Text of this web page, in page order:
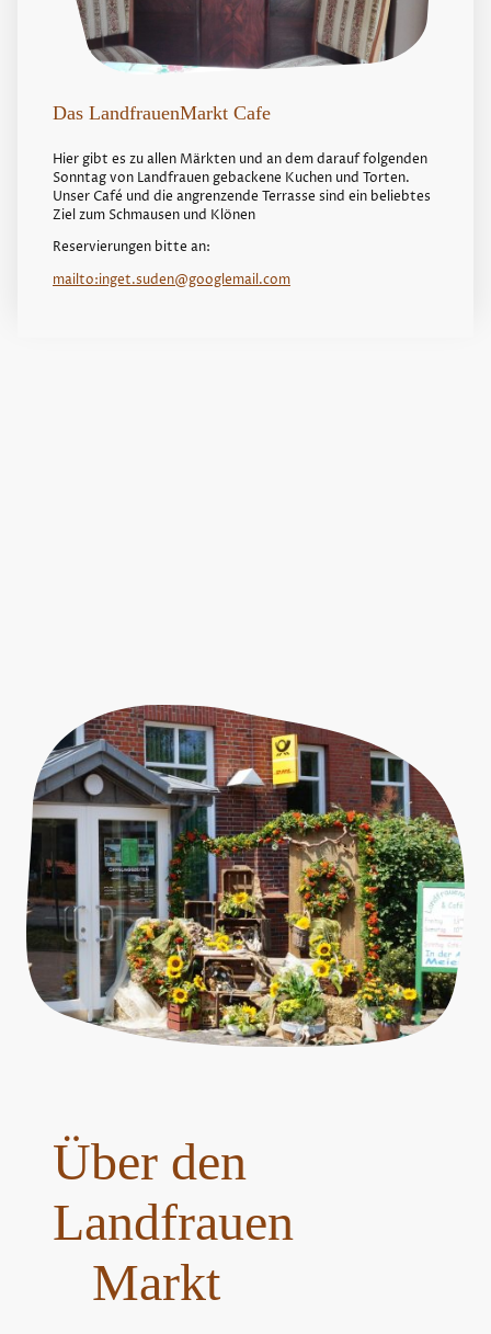
Das LandfrauenMarkt Cafe
Hier gibt es zu allen Märkten und an dem darauf folgenden
Sonntag von Landfrauen gebackene Kuchen und Torten.
Unser Café und die angrenzende Terrasse sind ein beliebtes
Ziel zum Schmausen und Klönen
Reservierungen bitte an:
mailto:inget.suden@googlemail.com
Über den
Landfrauen
Markt